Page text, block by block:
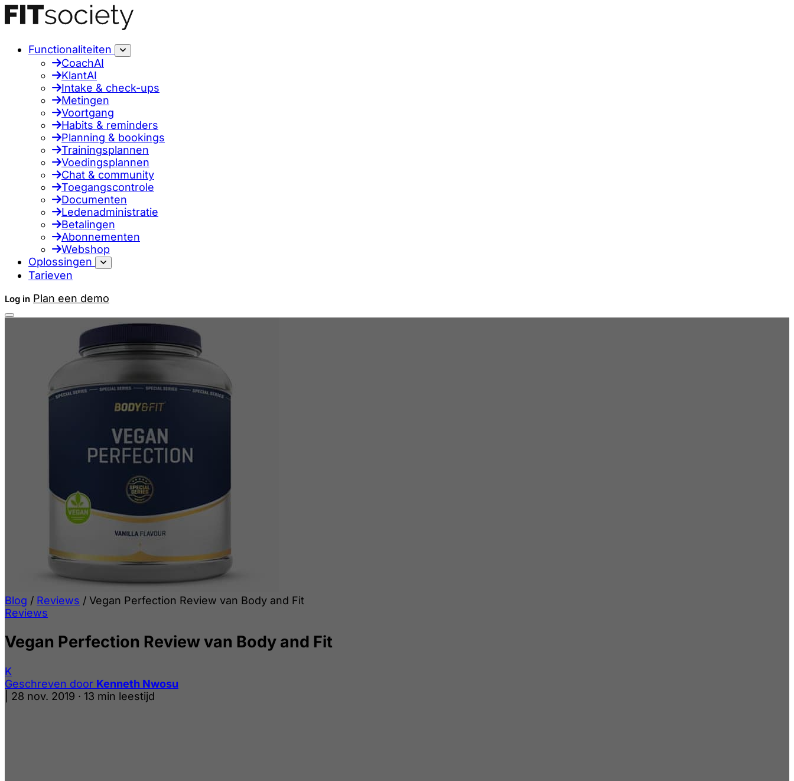
Functionaliteiten
CoachAI
KlantAI
Intake & check-ups
Metingen
Voortgang
Habits & reminders
Planning & bookings
Trainingsplannen
Voedingsplannen
Chat & community
Toegangscontrole
Documenten
Ledenadministratie
Betalingen
Abonnementen
Webshop
Oplossingen
Tarieven
Log in Plan een demo
Blog / Reviews / Vegan Perfection Review van Body and Fit
Reviews
Vegan Perfection Review van Body and Fit
K
Geschreven door Kenneth Nwosu
28 nov. 2019 · 13 min leestijd